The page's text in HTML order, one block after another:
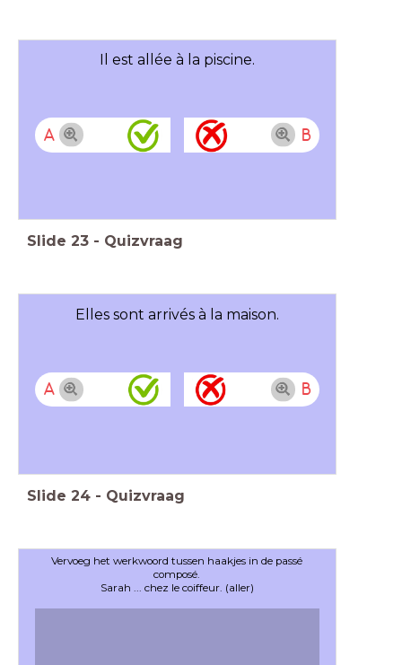
Il est allée à la piscine.
A B
Slide 23 - Quizvraag
Elles sont arrivés à la maison.
A B
Slide 24 - Quizvraag
Vervoeg het werkwoord tussen haakjes in de passé
composé.
Sarah ... chez le coiffeur. (aller)